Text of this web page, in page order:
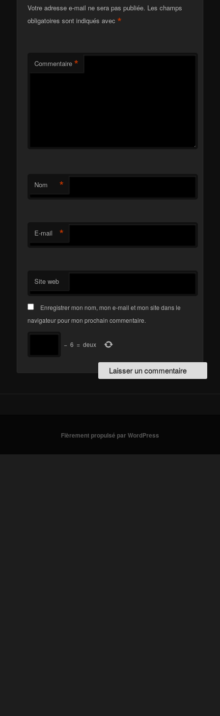
Votre adresse e-mail ne sera pas publiée. Les champs
obligatoires sont indiqués avec*
Commentaire *
Nom *
E-mail *
Site web
Enregistrer mon nom, mon e-mail et mon site dans le
navigateur pour mon prochain commentaire.
− 6 = deux
Fièrement propulsé par WordPress